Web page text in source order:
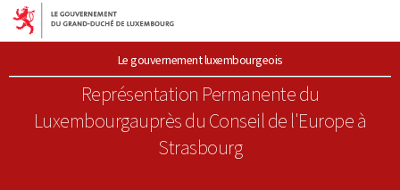
Aller au menu principal
Aller au contenu
Le gouvernement luxembourgeois
Représentation Permanente du
Luxembourgauprès du Conseil de l'Europe à
Strasbourg